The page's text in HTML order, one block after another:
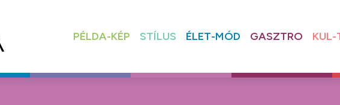
PÉLDA-KÉP STÍLUS ÉLET-MÓD GASZTRO KUL-